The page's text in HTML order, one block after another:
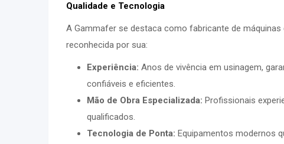
Qualidade e Tecnologia
A Gammafer se destaca como fabricante de
reconhecida por sua:
Experiência: Anos de vivência em usinagem,
confiáveis e eficientes.
Mão de Obra Especializada: Profissionais
qualificados.
Tecnologia de Ponta: Equipamentos modernos